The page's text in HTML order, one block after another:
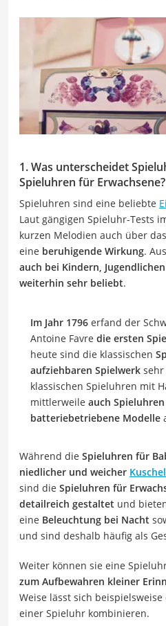
1. Was unterscheidet
Spieluhren für Erwachsene?
Spieluhren sind eine beliebte
Laut gängigen Spieluhr-Tests
kurzen Melodien auch über
eine beruhigende Wirkung.
auch bei Kindern,
weiterhin sehr beliebt.
Im Jahr 1796 erfand der
Antoine Favre die ersten
heute sind die klassischen
aufziehbaren Spielwerk
klassischen Spieluhren mit
mittlerweile auch
batteriebetriebene Modelle
Während die Spieluhren für
niedlicher und weicher
sind die Spieluhren für
detailreich gestaltet und
eine Beleuchtung bei Nacht
und sind deshalb häufig als
Weiter können sie eine
zum Aufbewahren kleiner
Weise lässt sich beispielsweise
einer Spieluhr kombinieren.